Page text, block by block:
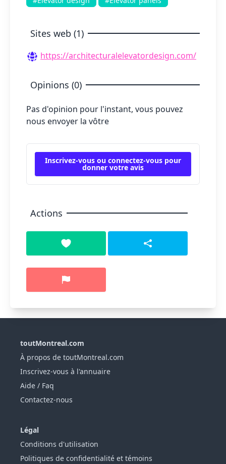
Sites web (1)
https://architecturalelevatordesign.com/
Opinions (0)
Pas d'opinion pour l'instant, vous pouvez
nous envoyer la vôtre
Inscrivez-vous ou connectez-vous pour
donner votre avis
Actions
toutMontreal.com
À propos de toutMontreal.com
Inscrivez-vous à l'annuaire
Aide / Faq
Contactez-nous
Légal
Conditions d'utilisation
Politiques de confidentialité et témoins